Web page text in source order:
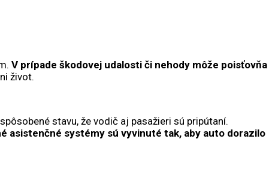
V prípade škodovej udalosti či nehody môže poisťovňa
život.
stavu, že vodič aj pasažieri sú pripútaní.
asistenčné systémy sú vyvinuté tak, aby auto dorazilo